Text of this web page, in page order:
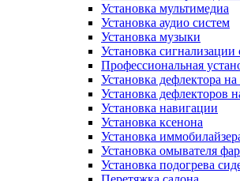
Установка мультимедиа
Установка аудио систем
Установка музыки
Установка сигнализации
Профессиональная
Установка дефлектора на
Установка дефлекторов
Установка навигации
Установка ксенона
Установка
Установка омывателя фар
Установка подогрева